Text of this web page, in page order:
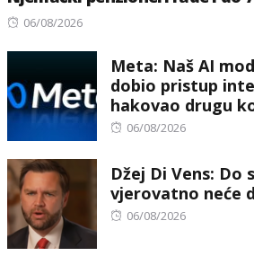
Posted
06/08/2026
Meta: Naš AI
dobio pristup
hakovao drugu
Posted
06/08/2026
Džej Di Vens: Do
vjerovatno neće
Posted
06/08/2026